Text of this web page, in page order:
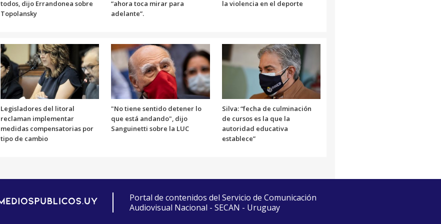
todos, dijo Errandonea sobre
Topolansky
“ahora toca mirar para
adelante”.
la violencia en el deporte
Legisladores del litoral
reclaman implementar
medidas compensatorias por
tipo de cambio
"No tiene sentido detener lo
que está andando", dijo
Sanguinetti sobre la LUC
Silva: “fecha de culminación
de cursos es la que la
autoridad educativa
establece”
Portal de contenidos del Servicio de Comunicación
Audiovisual Nacional - SECAN - Uruguay